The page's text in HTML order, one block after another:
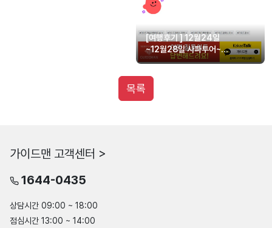
[여행후기 ] 12월24일
~12월28일 사파투어~
가이드맨이 최고~
목록
가이드맨 고객센터 >
1644-0435
상담시간 09:00 ~ 18:00
점심시간 13:00 ~ 14:00